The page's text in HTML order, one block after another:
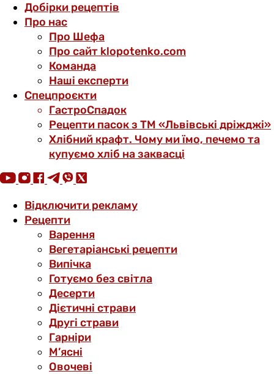
Добірки рецептів
Про нас
Про Шефа
Про сайт klopotenko.com
Команда
Наші експерти
Спецпроєкти
ГастроСпадок
Рецепти пасок з ТМ «Львівські дріжджі»
Хлібний крафт. Чому ми їмо, печемо та
купуємо хліб на заквасці
Відключити рекламу
Рецепти
Варення
Вегетаріанські рецепти
Випічка
Готуємо без світла
Десерти
Дієтичні страви
Другі страви
Гарніри
М’ясні
Овочеві